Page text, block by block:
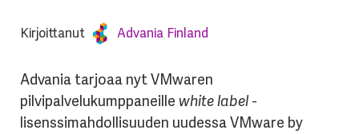
Kirjoittanut Advania Finland
Advania tarjoaa nyt VMwaren
pilvipalvelukumppaneille white label-
lisenssimahdollisuuden uudessa VMware by